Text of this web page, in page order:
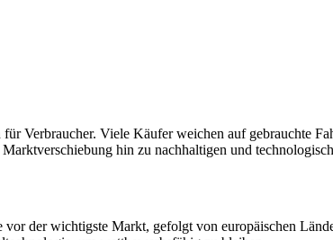
Verbraucher. Viele Käufer weichen auf gebrauchte
hin zu nachhaltigen und
der wichtigste Markt, gefolgt von europäischen